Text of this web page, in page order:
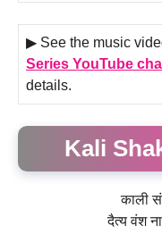
▶ See the music
Series YouTube
details.
Kali
काली
दैत्य वंश